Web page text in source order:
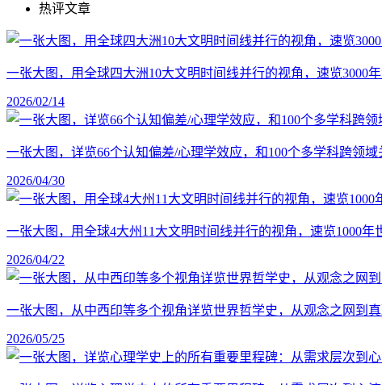
热评文章
一张大图，用全球四大洲10大文明时间线并行的视角，速览3000
2026/02/14
一张大图，详览66个认知偏差/心理学效应，和100个多学科跨领
2026/04/30
一张大图，用全球4大州11大文明时间线并行的视角，速览1000
2026/04/22
一张大图，从中西印等多个视角详览世界哲学史，从观念之网到
2026/05/25